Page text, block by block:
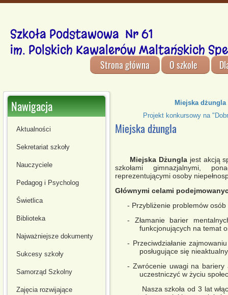
Szkoła Podstawowa Nr 61
im. Polskich Kawalerów Maltańskich
Strona główna O szkole
Nawigacja
Aktualności
Sekretariat szkoły
Nauczyciele
Pedagog i Psycholog
Świetlica
Biblioteka
Najważniejsze dokumenty
Sukcesy szkoły
Samorząd Szkolny
Zajęcia rozwijające
Miejska dżungla
Projekt konkursowy na
Miejska dżungla
Miejska Dżunglajest akcją
szkołami gimnazjalnymi,
reprezentującymi osoby
Głównymi celami
- Przybliżenie problemów osób
- Złamanie barier
funkcjonujących na temat
- Przeciwdziałanie
posługujące się
- Zwrócenie uwagi na bariery
uczestniczyć w życiu
Nasza szkoła od 3 lat